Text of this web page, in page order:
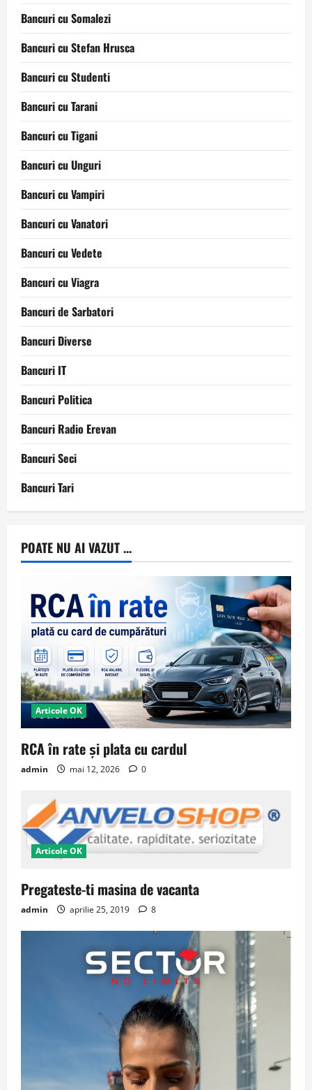
Bancuri cu Somalezi
Bancuri cu Stefan Hrusca
Bancuri cu Studenti
Bancuri cu Tarani
Bancuri cu Tigani
Bancuri cu Unguri
Bancuri cu Vampiri
Bancuri cu Vanatori
Bancuri cu Vedete
Bancuri cu Viagra
Bancuri de Sarbatori
Bancuri Diverse
Bancuri IT
Bancuri Politica
Bancuri Radio Erevan
Bancuri Seci
Bancuri Tari
POATE NU AI VAZUT ...
Articole OK
RCA în rate și plata cu cardul
admin mai 12, 2026 0
Articole OK
Pregateste-ti masina de vacanta
admin aprilie 25, 2019 8